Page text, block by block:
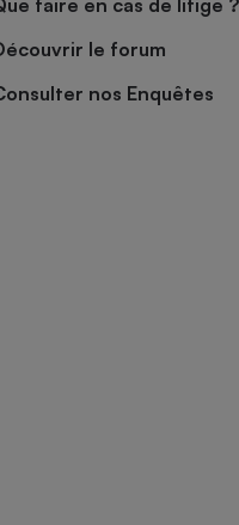
faire en cas de litige ?
le forum
nos Enquêtes